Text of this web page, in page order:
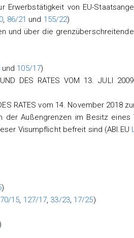
von EU-
, 86/21 und 155/22)
und über die
und 105/17)
UND DES RATES VOM 13. JULI
RATES vom 14. November 2018
Außengrenzen im Besitz eines
Visumpflicht befreit sind (ABl.EU
)
70/15, 127/17, 33/23, 17/25)